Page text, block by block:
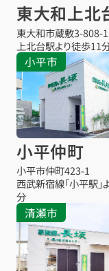
東大和上北
東大和市蔵敷3-808-1
上北台駅より徒歩11
小平市
小平仲町
小平市仲町423-1
西武新宿線「小平駅」
分
清瀬市